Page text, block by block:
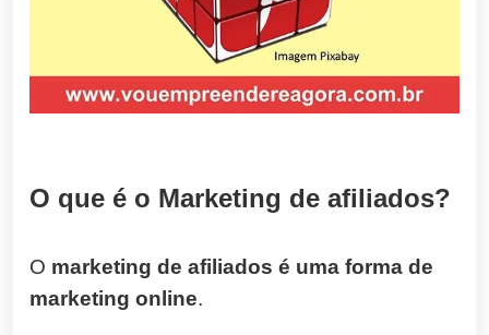
O que é o Marketing de afiliados?
O marketing de afiliados é uma forma de
marketing online.